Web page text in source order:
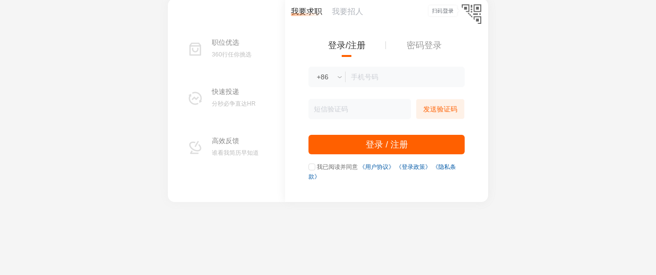
职位优选
360行任你挑选
快速投递
分秒必争直达HR
高效反馈
谁看我简历早知道
我要求职 我要招人
登录/注册 密码登录
发送验证码
登录 / 注册
我已阅读并同意 《用户协议》 《登录政策》
《隐私条
款》